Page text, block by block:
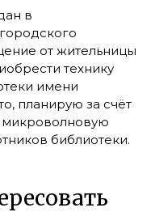
в
от жительницы
технику
имени
планирую за счёт
микроволновую
библиотеки.